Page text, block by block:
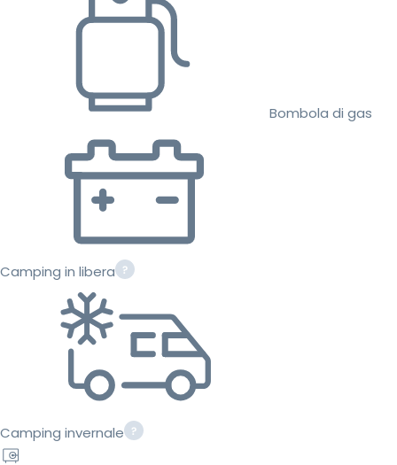
Bombola di gas
Camping in libera
Camping invernale